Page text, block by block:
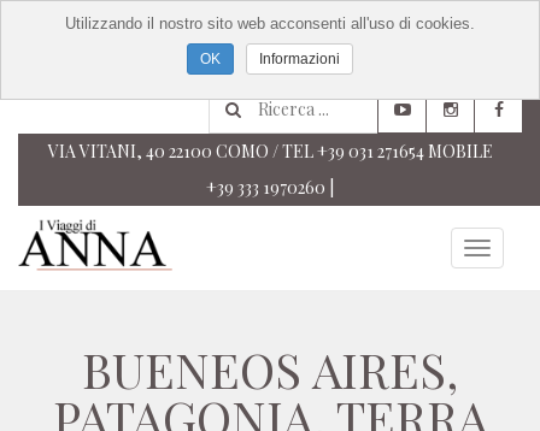
VIA VITANI, 40 22100 COMO / TEL +39 031 271654 MOBILE
+39 333 1970260 |
BUENEOS AIRES,
PATAGONIA, TERRA
Utilizzando il nostro sito web acconsenti all'uso di cookies.
Informazioni